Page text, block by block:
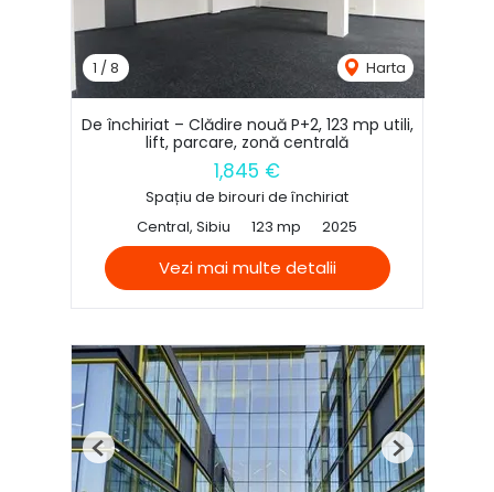
1 /8 Harta
De închiriat – Clădire nouă P+2, 123 mp utili,
lift, parcare, zonă centrală
1,845 €
Spațiu de birouri de închiriat
Central, Sibiu
123 mp 2025
Vezi mai multe detalii
Previous Next